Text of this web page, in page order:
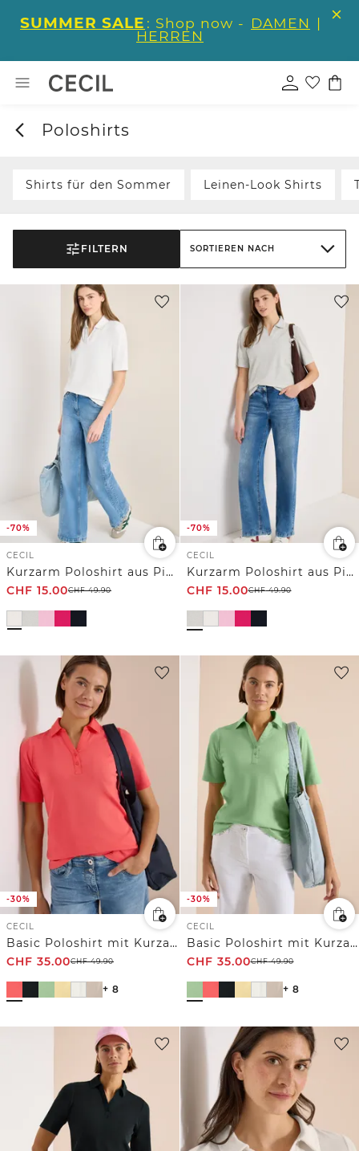
SUMMER SALE : Shop now - DAMEN |
HERREN
Poloshirts
Shirts für den Sommer Leinen-Look Shirts
FILTERN SORTIEREN NACH
-70%
CECIL
Kurzarm Poloshirt aus Piqué Ware
CHF 15.00CHF49.90
-70%
CECIL
Kurzarm Poloshirt aus Piqué Ware
CHF 15.00CHF49.90
-30%
CECIL
Basic Poloshirt mit Kurzarm
CHF 35.00CHF49.90
+ 8
-30%
CECIL
Basic Poloshirt mit Kurzarm
CHF 35.00CHF49.90
+ 8